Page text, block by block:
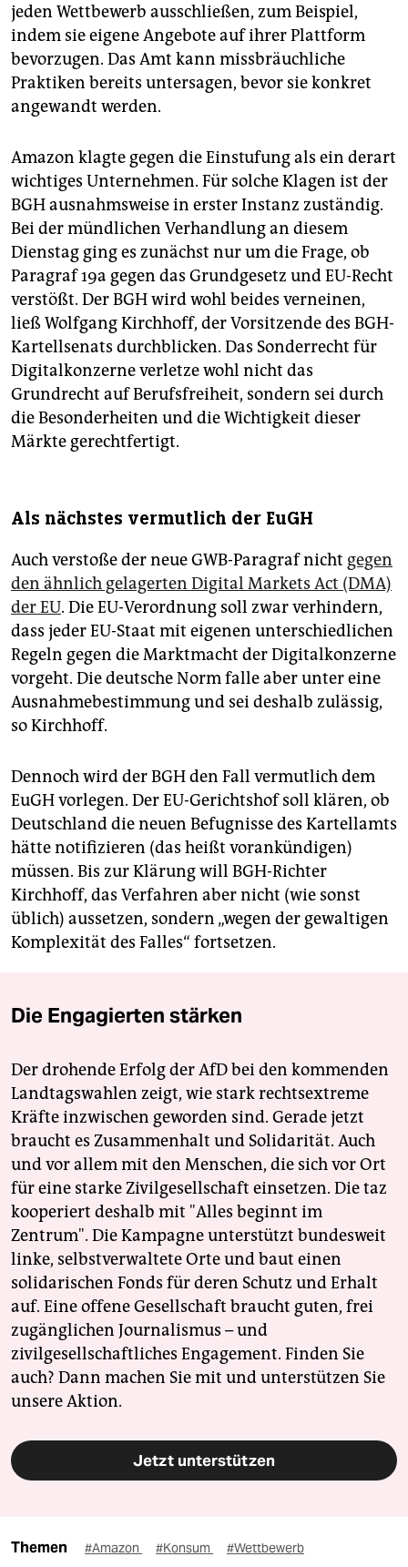
jeden Wettbewerb ausschließen, zum Beispiel,
indem sie eigene Angebote auf ihrer Plattform
bevorzugen. Das Amt kann missbräuchliche
Praktiken bereits untersagen, bevor sie konkret
angewandt werden.
Amazon klagte gegen die Einstufung als ein derart
wichtiges Unternehmen. Für solche Klagen ist der
BGH ausnahmsweise in erster Instanz zuständig.
Bei der mündlichen Verhandlung an diesem
Dienstag ging es zunächst nur um die Frage, ob
Paragraf 19a gegen das Grundgesetz und EU-Recht
verstößt. Der BGH wird wohl beides verneinen,
ließ Wolfgang Kirchhoff, der Vorsitzende des BGH-
Kartellsenats durchblicken. Das Sonderrecht für
Digitalkonzerne verletze wohl nicht das
Grundrecht auf Berufsfreiheit, sondern sei durch
die Besonderheiten und die Wichtigkeit dieser
Märkte gerechtfertigt.
Als nächstes vermutlich der EuGH
Auch verstoße der neue GWB-Paragraf nicht gegen
den ähnlich gelagerten Digital Markets Act (DMA)
der EU. Die EU-Verordnung soll zwar verhindern,
dass jeder EU-Staat mit eigenen unterschiedlichen
Regeln gegen die Marktmacht der Digitalkonzerne
vorgeht. Die deutsche Norm falle aber unter eine
Ausnahmebestimmung und sei deshalb zulässig,
so Kirchhoff.
Dennoch wird der BGH den Fall vermutlich dem
EuGH vorlegen. Der EU-Gerichtshof soll klären, ob
Deutschland die neuen Befugnisse des Kartellamts
hätte notifizieren (das heißt vorankündigen)
müssen. Bis zur Klärung will BGH-Richter
Kirchhoff, das Verfahren aber nicht (wie sonst
üblich) aussetzen, sondern „wegen der gewaltigen
Komplexität des Falles“ fortsetzen.
Die Engagierten stärken
Der drohende Erfolg der AfD bei den kommenden
Landtagswahlen zeigt, wie stark rechtsextreme
Kräfte inzwischen geworden sind. Gerade jetzt
braucht es Zusammenhalt und Solidarität. Auch
und vor allem mit den Menschen, die sich vor Ort
für eine starke Zivilgesellschaft einsetzen. Die taz
kooperiert deshalb mit "Alles beginnt im
Zentrum". Die Kampagne unterstützt bundesweit
linke, selbstverwaltete Orte und baut einen
solidarischen Fonds für deren Schutz und Erhalt
auf. Eine offene Gesellschaft braucht guten, frei
zugänglichen Journalismus – und
zivilgesellschaftliches Engagement. Finden Sie
auch? Dann machen Sie mit und unterstützen Sie
unsere Aktion.
Jetzt unterstützen
Themen #Amazon #Konsum #Wettbewerb